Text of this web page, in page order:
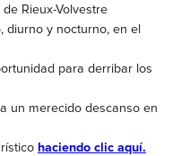
Rieux-Volvestre
diurno y nocturno, en el
para derribar los
un merecido descanso en
haciendo clic aquí.